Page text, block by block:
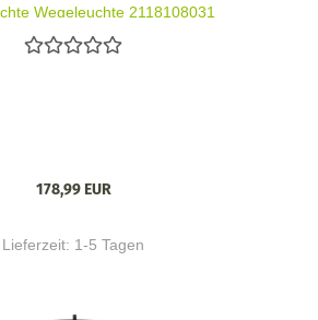
Wegeleuchte 2118108031
178,99 EUR
Lieferzeit: 1-5 Tagen